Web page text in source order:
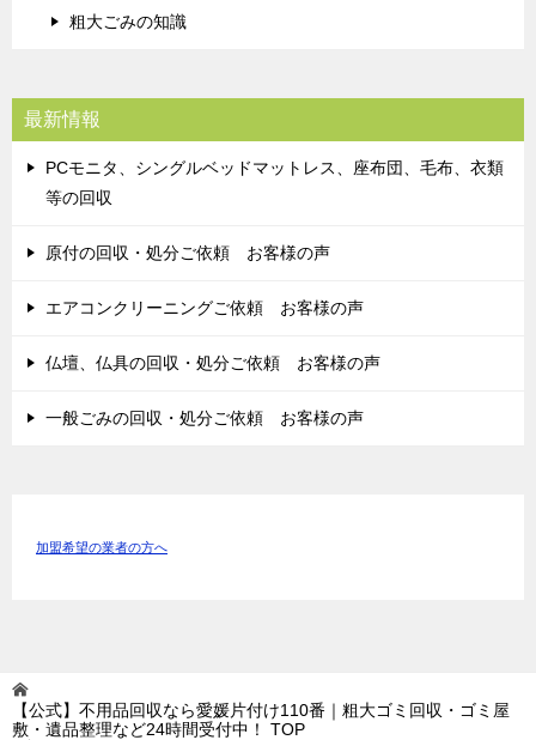
粗大ごみの知識
最新情報
PCモニタ、シングルベッドマットレス、座布団、毛布、衣類
等の回収
原付の回収・処分ご依頼 お客様の声
エアコンクリーニングご依頼 お客様の声
仏壇、仏具の回収・処分ご依頼 お客様の声
一般ごみの回収・処分ご依頼 お客様の声
加盟希望の業者の方へ
【公式】不用品回収なら愛媛片付け110番｜粗大ゴミ回収・ゴミ屋
敷・遺品整理など24時間受付中！
TOP